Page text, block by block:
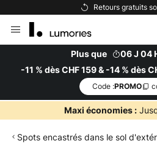
Retours gratuits sous 50 jours
Allez
au
Plus que
06 J 04
-11 % dès CHF 159 & -14 % dès
Code :PROMO
Maxi économies :
Spots encastrés dans le sol